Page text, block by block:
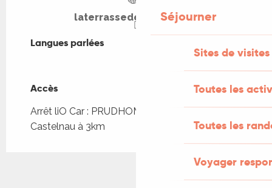
Séjourner
Sites de visites
Toutes les
Toutes les
Voyager
laterrassedeloubejou.fr
Langues parlées
Langues parlées
Accès
Accès
Arrêt liO Car : PRUDHOMAT - Château de
Castelnau à 3km